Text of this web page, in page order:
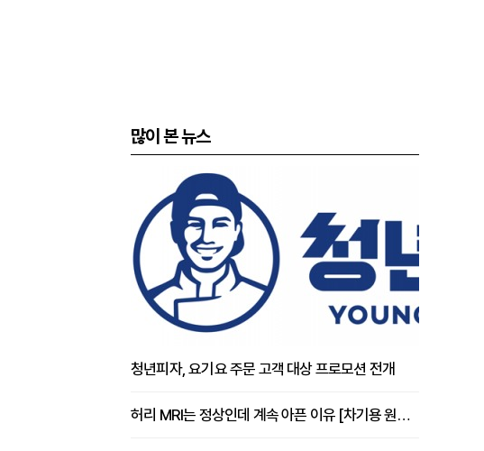
많이 본 뉴스
청년피자, 요기요 주문 고객 대상 프로모션 전개
허리 MRI는 정상인데 계속 아픈 이유 [차기용 원장 칼럼]